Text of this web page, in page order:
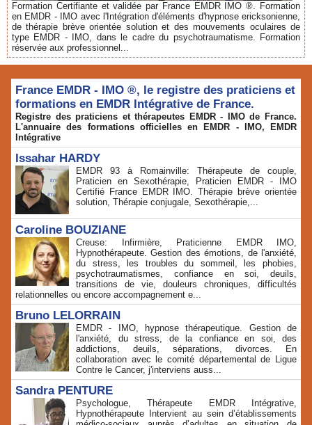
Formation Certifiante et validée par France EMDR IMO ®. Formation
en EMDR - IMO avec l'Intégration d'éléments d'hypnose ericksonienne,
de thérapie brève orientée solution et des mouvements oculaires de
type EMDR - IMO, dans le cadre du psychotraumatisme. Formation
réservée aux professionnel...
France EMDR - IMO ®, le registre des praticiens et
formations en EMDR Intégrative de France.
Registre des praticiens et thérapeutes EMDR - IMO de France.
L'annuaire des formations officielles en EMDR - IMO, EMDR
Intégrative
Issahar HARDY
EMDR 93 à Romainville: Thérapeute de couple,
Praticien en Sexothérapie, Praticien EMDR - IMO
Certifié France EMDR IMO. Thérapie brève orientée
solution, Thérapie conjugale, Sexothérapie,...
Caroline BOUZIANE
Creuse: Infirmière, Praticienne EMDR IMO,
Hypnothérapeute. Gestion des émotions, de l'anxiété,
du stress, les troubles du sommeil, les phobies,
psychotraumatismes, confiance en soi, deuils,
transitions de vie, douleurs chroniques, difficultés
relationnelles ou encore accompagnement e...
Bruno LELORRAIN
EMDR - IMO, hypnose thérapeutique. Gestion de
l'anxiété, du stress, de la confiance en soi, des
addictions, deuils, séparations, divorces. En
collaboration avec le comité départemental de Ligue
Contre le Cancer, j'interviens auss...
Sandra PENTURE
Psychologue, Thérapeute EMDR Intégrative,
Hypnothérapeute Intervient au sein d’établissements